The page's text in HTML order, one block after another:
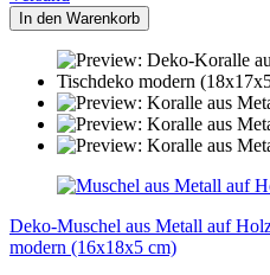
In den Warenkorb
Deko-Muschel aus Metall auf
modern (16x18x5 cm)